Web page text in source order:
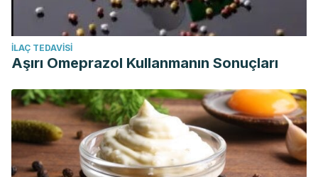
İLAÇ TEDAVISI
Aşırı Omeprazol Kullanmanın Sonuçları